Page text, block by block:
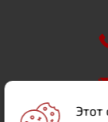
Этот